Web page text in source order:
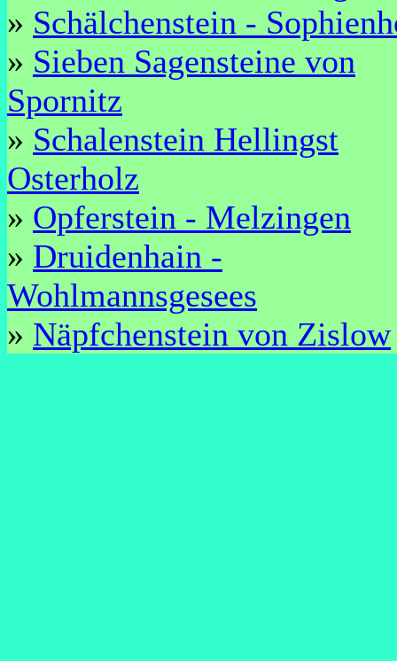
» Schälchenstein -
» Sieben Sagensteine von
Spornitz
» Schalenstein Hellingst
Osterholz
» Opferstein - Melzingen
» Druidenhain -
Wohlmannsgesees
» Näpfchenstein von Zislow